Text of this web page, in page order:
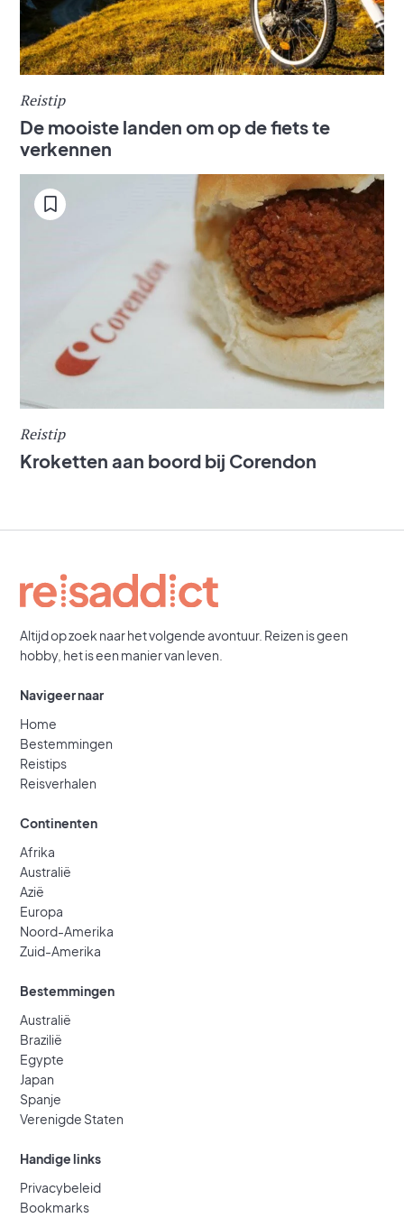
Reistip
De mooiste landen om op de fiets te
verkennen
Reistip
Kroketten aan boord bij Corendon
Altijd op zoek naar het volgende avontuur. Reizen is geen
hobby, het is een manier van leven.
Navigeer naar
Home
Bestemmingen
Reistips
Reisverhalen
Continenten
Afrika
Australië
Azië
Europa
Noord-Amerika
Zuid-Amerika
Bestemmingen
Australië
Brazilië
Egypte
Japan
Spanje
Verenigde Staten
Handige links
Privacybeleid
Bookmarks